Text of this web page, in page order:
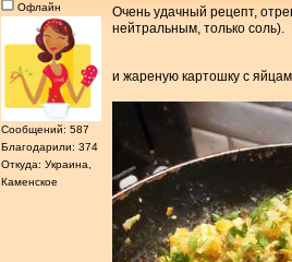
Офлайн
Сообщений: 587
Благодарили: 374
Откуда: Украина,
Каменское
Очень удачный рецепт,
нейтральным, только соль).
и жареную картошку с